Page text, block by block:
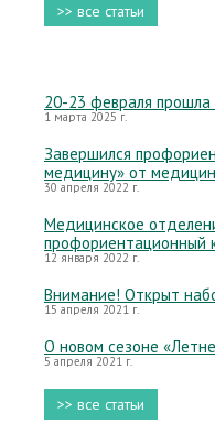
>> все статьи
20-23 февраля
1 марта 2025 г.
Завершился
медицину» от
30 апреля 2022 г.
Медицинское
профориентационный
12 января 2022 г.
Внимание! Открыт
15 апреля 2021 г.
О новом сезоне
5 апреля 2021 г.
>> все статьи